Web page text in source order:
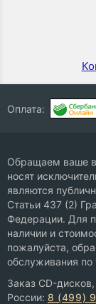
Оплата:
Обращаем ваше
носят
являются
Статьи 437 (2)
Федерации. Для
наличии и
пожалуйста,
обслуживания по
Заказ CD-
России: 8 (499)